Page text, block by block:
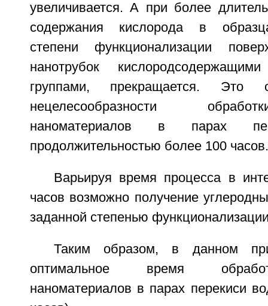
увеличивается. А при более
содержания кислорода в
степени функционализации
нанотрубок
группами, прекращается. Это
нецелесообразности
наноматериалов в парах
продолжительностью более 100 часов.
Варьируя время процесса в
часов возможно получение
заданной степенью
Таким образом, в данном
оптимальное время
наноматериалов в парах перекиси